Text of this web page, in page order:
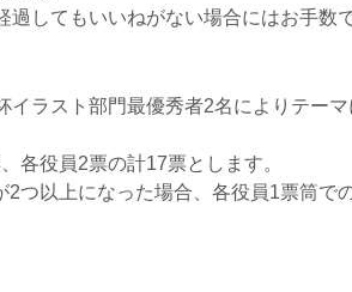
過してもいいねがない場合にはお手数
イラスト部門最優秀者2名によりテー
各役員2票の計17票とします。
つ以上になった場合、各役員1票筒で